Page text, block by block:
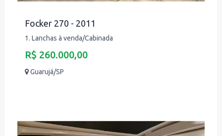
Focker 270 - 2011
1. Lanchas à venda/Cabinada
R$ 260.000,00
Guarujá/SP